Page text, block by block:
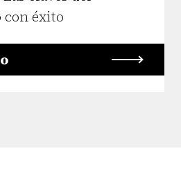
con éxito